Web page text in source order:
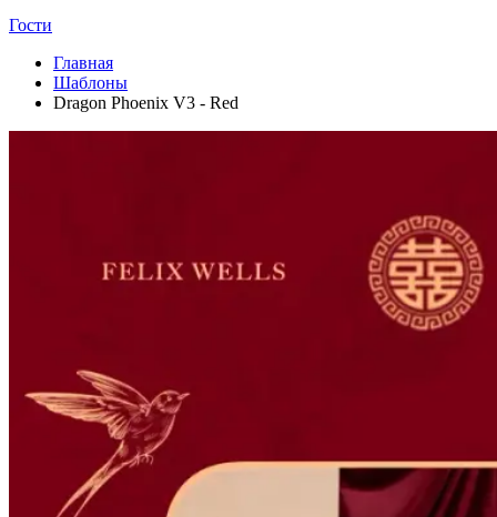
Гости
Главная
Шаблоны
Dragon Phoenix V3 - Red